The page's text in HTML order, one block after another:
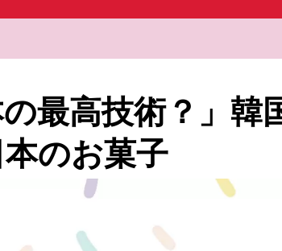
の最高技術？」韓
のお菓子